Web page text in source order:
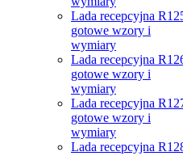
Lada recepcyjna
gotowe wzory i
wymiary
Lada recepcyjna
gotowe wzory i
wymiary
Lada recepcyjna
gotowe wzory i
wymiary
Lada recepcyjna